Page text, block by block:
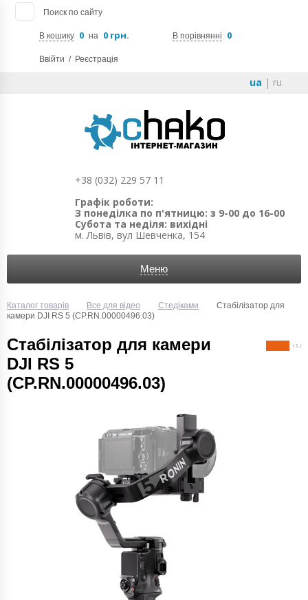
Поиск по сайту
В кошику 0 на 0 грн. В порівнянні 0
Ввійти / Реєстрація
ua | ru
+38 (032) 229 57 11
Графік роботи:
З понеділка по п'ятницю: з 9-00 до 16-00
Субота та неділя: вихідні
м. Львів, вул Шевченка, 154
Меню
Каталог товарів Все для відео Стедіками
Стабілізатор для
камери DJI RS 5 (CP.RN.00000496.03)
Стабілізатор для камери
DJI RS 5
(CP.RN.00000496.03)
( 1 )